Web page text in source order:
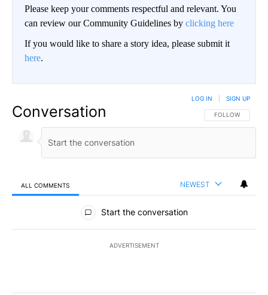
Please keep your comments respectful and relevant. You
can review our Community Guidelines by clicking here
If you would like to share a story idea, please submit it
here.
Conversation FOLLOW THIS
FOLLOW
LOG IN SIGN UP
ALL COMMENTS NEWEST
All Comments
Start the conversation
ADVERTISEMENT